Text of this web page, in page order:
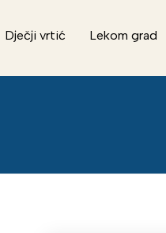
Dječji vrtić Lekom grad